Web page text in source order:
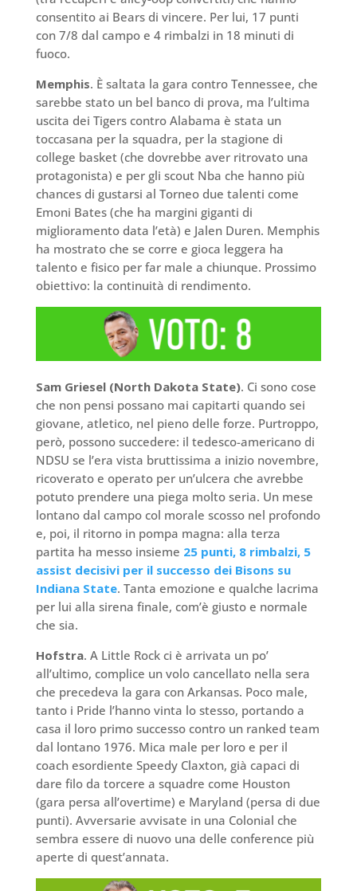
consentito ai Bears di vincere. Per lui, 17 punti
con 7/8 dal campo e 4 rimbalzi in 18 minuti di
fuoco.
Memphis. È saltata la gara contro Tennessee, che
sarebbe stato un bel banco di prova, ma l’ultima
uscita dei Tigers contro Alabama è stata un
toccasana per la squadra, per la stagione di
college basket (che dovrebbe aver ritrovato una
protagonista) e per gli scout Nba che hanno più
chances di gustarsi al Torneo due talenti come
Emoni Bates (che ha margini giganti di
miglioramento data l’età) e Jalen Duren. Memphis
ha mostrato che se corre e gioca leggera ha
talento e fisico per far male a chiunque. Prossimo
obiettivo: la continuità di rendimento.
Sam Griesel (North Dakota State). Ci sono cose
che non pensi possano mai capitarti quando sei
giovane, atletico, nel pieno delle forze. Purtroppo,
però, possono succedere: il tedesco-americano di
NDSU se l’era vista bruttissima a inizio novembre,
ricoverato e operato per un’ulcera che avrebbe
potuto prendere una piega molto seria. Un mese
lontano dal campo col morale scosso nel profondo
e, poi, il ritorno in pompa magna: alla terza
partita ha messo insieme 25 punti, 8 rimbalzi, 5
assist decisivi per il successo dei Bisons su
Indiana State. Tanta emozione e qualche lacrima
per lui alla sirena finale, com’è giusto e normale
che sia.
Hofstra. A Little Rock ci è arrivata un po’
all’ultimo, complice un volo cancellato nella sera
che precedeva la gara con Arkansas. Poco male,
tanto i Pride l’hanno vinta lo stesso, portando a
casa il loro primo successo contro un ranked team
dal lontano 1976. Mica male per loro e per il
coach esordiente Speedy Claxton, già capaci di
dare filo da torcere a squadre come Houston
(gara persa all’overtime) e Maryland (persa di due
punti). Avversarie avvisate in una Colonial che
sembra essere di nuovo una delle conference più
aperte di quest’annata.